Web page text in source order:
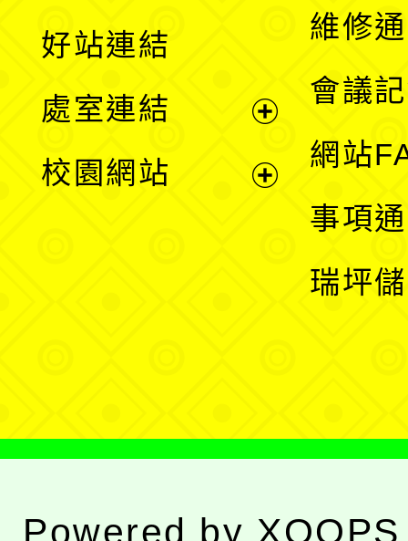
單
好站連結
處室連結
校園網站
維修
會議
網站
事項
瑞坪
Powered by XOOPS